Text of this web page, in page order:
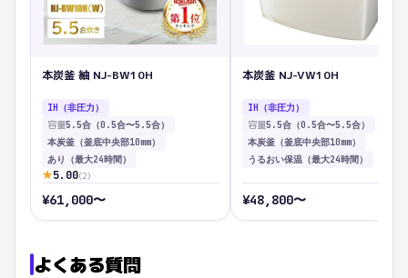
本炭釜 紬 NJ-BW10H
IH（非圧力）
容量5.5合（0.5合〜5.5合）
本炭釜（釜底中央部10mm）
あり（最大24時間）
★5.00(2)
¥61,000〜
本炭釜 NJ-VW10H
IH（非圧力）
容量5.5合（0.5合〜5.5合）
本炭釜（釜底中央部10mm）
うるおい保温（最大24時間）
¥48,800〜
よくある質問